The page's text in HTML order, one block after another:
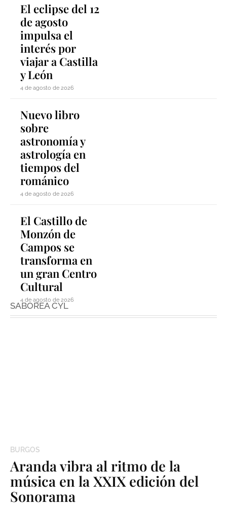
El eclipse del 12
de agosto
impulsa el
interés por
viajar a Castilla
y León
4 de agosto de 2026
Nuevo libro
sobre
astronomía y
astrología en
tiempos del
románico
4 de agosto de 2026
El Castillo de
Monzón de
Campos se
transforma en
un gran Centro
Cultural
4 de agosto de 2026
SABOREA CYL
BURGOS
Aranda vibra al ritmo de la
música en la XXIX edición del
Sonorama